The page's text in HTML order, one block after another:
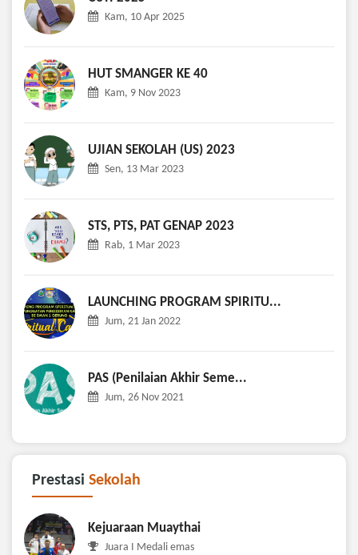
Kam, 10 Apr 2025
HUT SMANGER KE 40
Kam, 9 Nov 2023
UJIAN SEKOLAH (US) 2023
Sen, 13 Mar 2023
STS, PTS, PAT GENAP 2023
Rab, 1 Mar 2023
LAUNCHING PROGRAM SPIRITU...
Jum, 21 Jan 2022
PAS (Penilaian Akhir Seme...
Jum, 26 Nov 2021
Prestasi Sekolah
Kejuaraan Muaythai
Juara I Medali emas